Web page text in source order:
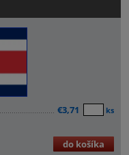
€3,71 ks
do košíka